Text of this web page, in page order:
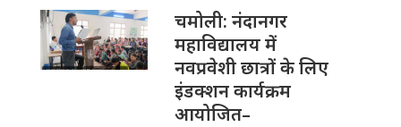
चमोली: नंदानगर
महाविद्यालय में
नवप्रवेशी छात्रों के लिए
इंडक्शन कार्यक्रम
आयोजित–